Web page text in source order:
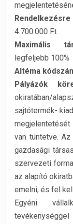
4.700.000 Ft
Maximális
legfeljebb 100%
Altéma
Pályázók
okiratában/
sajtótermék-
van tüntetve.
gazdasági
szervezeti
az alapító
emelni, és fel
Egyéni